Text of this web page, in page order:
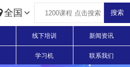
全国
线下培训 新闻资讯
学习机 联系我们